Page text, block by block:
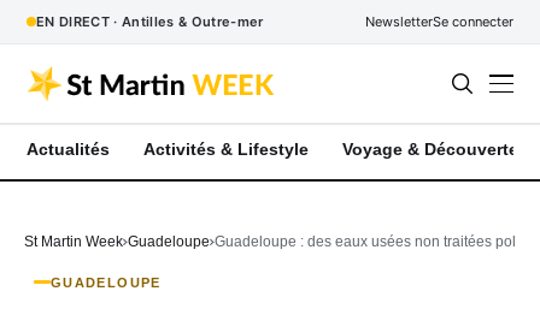
EN DIRECT · Antilles & Outre-mer NewsletterSe connecter
Actualités Activités & Lifestyle Voyage & Découverte
St Martin Week Guadeloupe Guadeloupe : des eaux usées non traitées
GUADELOUPE